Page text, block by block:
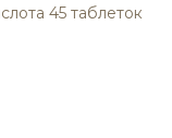
45 таблеток